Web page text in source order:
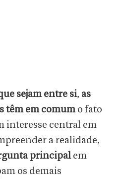
sejam entre si, as
têm em comumo fato
interesse central em
a realidade,
principal em
os demais